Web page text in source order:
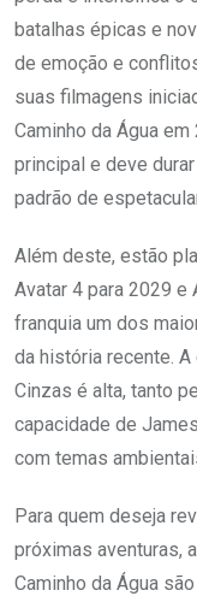
batalhas épicas e
de emoção e
suas filmagens
Caminho da Água
principal e deve
padrão de
Além deste, estão
Avatar 4 para 2029 e
franquia um dos
da história recente.
Cinzas é alta, tanto
capacidade de
com temas
Para quem deseja
próximas aventuras,
Caminho da Água